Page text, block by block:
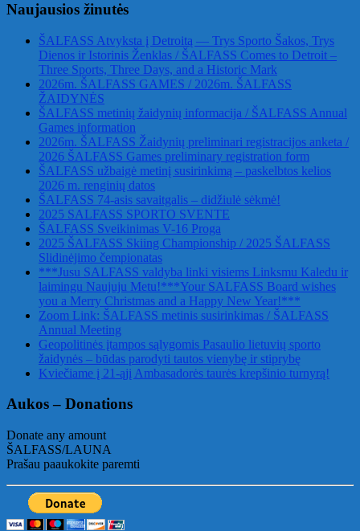
Naujausios žinutės
ŠALFASS Atvyksta į Detroitą — Trys Sporto Šakos, Trys
Dienos ir Istorinis Ženklas / ŠALFASS Comes to Detroit –
Three Sports, Three Days, and a Historic Mark
2026m. ŠALFASS GAMES / 2026m. ŠALFASS
ŽAIDYNĖS
ŠALFASS metinių žaidynių informacija / ŠALFASS Annual
Games information
2026m. ŠALFASS Žaidynių preliminari registracijos anketa /
2026 ŠALFASS Games preliminary registration form
ŠALFASS užbaigė metinį susirinkimą – paskelbtos kelios
2026 m. renginių datos
ŠALFASS 74-asis savaitgalis – didžiulė sėkmė!
2025 SALFASS SPORTO SVENTE
ŠALFASS Sveikinimas V-16 Proga
2025 ŠALFASS Skiing Championship / 2025 ŠALFASS
Slidinėjimo čempionatas
***Jusu SALFASS valdyba linki visiems Linksmu Kaledu ir
laimingu Naujuju Metu!***Your SALFASS Board wishes
you a Merry Christmas and a Happy New Year!***
Zoom Link: ŠALFASS metinis susirinkimas / ŠALFASS
Annual Meeting
Geopolitinės įtampos sąlygomis Pasaulio lietuvių sporto
žaidynės – būdas parodyti tautos vienybę ir stiprybę
Kviečiame į 21-ąjį Ambasadorės taurės krepšinio turnyrą!
Aukos – Donations
Donate any amount
ŠALFASS/LAUNA
Prašau paaukokite paremti